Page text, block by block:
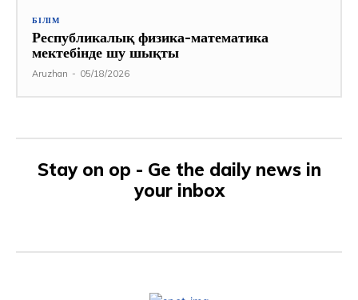
БІЛІМ
Республикалық физика-математика
мектебінде шу шықты
Aruzhan - 05/18/2026
Stay on op - Ge the daily news in
your inbox